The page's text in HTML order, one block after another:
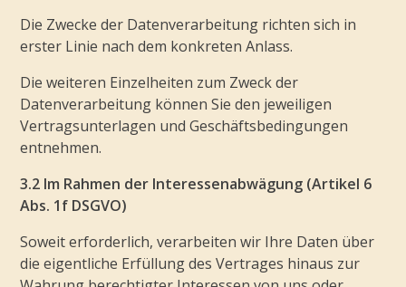
Die Zwecke der Datenverarbeitung richten sich in
erster Linie nach dem konkreten Anlass.
Die weiteren Einzelheiten zum Zweck der
Datenverarbeitung können Sie den jeweiligen
Vertragsunterlagen und Geschäftsbedingungen
entnehmen.
3.2 Im Rahmen der Interessenabwägung (Artikel 6
Abs. 1f DSGVO)
Soweit erforderlich, verarbeiten wir Ihre Daten über
die eigentliche Erfüllung des Vertrages hinaus zur